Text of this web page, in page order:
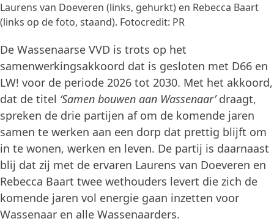
Laurens van Doeveren (links, gehurkt) en Rebecca Baart
(links op de foto, staand). Fotocredit: PR
De Wassenaarse VVD is trots op het
samenwerkingsakkoord dat is gesloten met D66 en
LW! voor de periode 2026 tot 2030. Met het akkoord,
dat de titel ‘Samen bouwen aan Wassenaar’draagt,
spreken de drie partijen af om de komende jaren
samen te werken aan een dorp dat prettig blijft om
in te wonen, werken en leven. De partij is daarnaast
blij dat zij met de ervaren Laurens van Doeveren en
Rebecca Baart twee wethouders levert die zich de
komende jaren vol energie gaan inzetten voor
Wassenaar en alle Wassenaarders.